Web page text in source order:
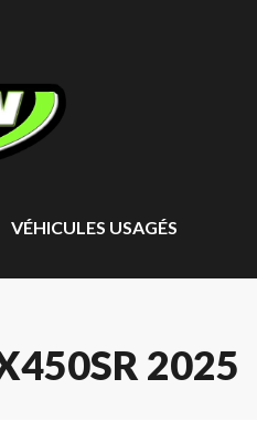
VÉHICULES USAGÉS
2025